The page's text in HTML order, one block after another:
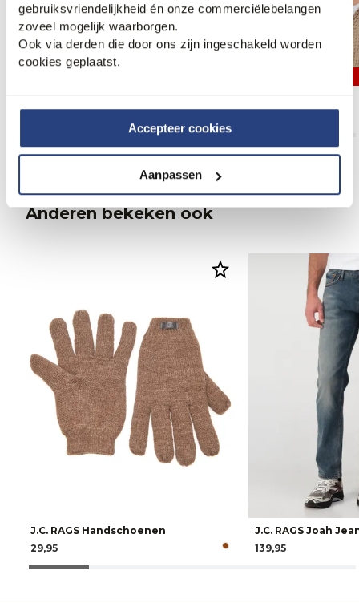
gebruiksvriendelijkheid én onze commerciëlebelangen
zoveel mogelijk waarborgen.
Ook via derden die door ons zijn ingeschakeld worden
cookies geplaatst.
Accepteer cookies
Aanpassen
J.C. RAGS Ron Pet
J.C. RAGS Ron Pet
Anderen bekeken ook
J.C. RAGS Handschoenen
29,95
J.C. RAGS Joah
139,95